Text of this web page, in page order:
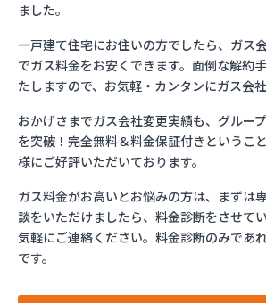
ました。
一戸建て住宅にお住いの方でしたら、ガス
でガス料金をお安くできます。面倒な解約
たしますので、お気軽・カンタンにガス会
おかげさまでガス会社変更実績も、グルー
を突破！完全無料＆料金保証付きというこ
様にご好評いただいております。
ガス料金がお高いとお悩みの方は、まずは
談をいただけましたら、料金診断をさせて
気軽にご連絡ください。料金診断のみであ
です。